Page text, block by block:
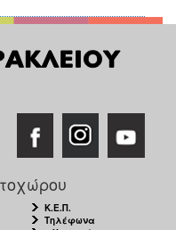
Κ.Ε.Π.
Τηλέφωνα